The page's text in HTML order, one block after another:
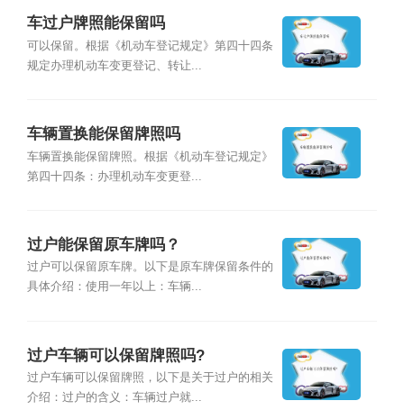
车过户牌照能保留吗
可以保留。根据《机动车登记规定》第四十四条
规定办理机动车变更登记、转让...
车辆置换能保留牌照吗
车辆置换能保留牌照。根据《机动车登记规定》
第四十四条：办理机动车变更登...
过户能保留原车牌吗？
过户可以保留原车牌。以下是原车牌保留条件的
具体介绍：使用一年以上：车辆...
过户车辆可以保留牌照吗?
过户车辆可以保留牌照，以下是关于过户的相关
介绍：过户的含义：车辆过户就...